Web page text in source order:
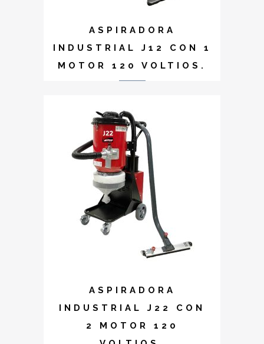
ASPIRADORA
INDUSTRIAL J12 CON 1
MOTOR 120 VOLTIOS.
ASPIRADORA
INDUSTRIAL J22 CON
2 MOTOR 120